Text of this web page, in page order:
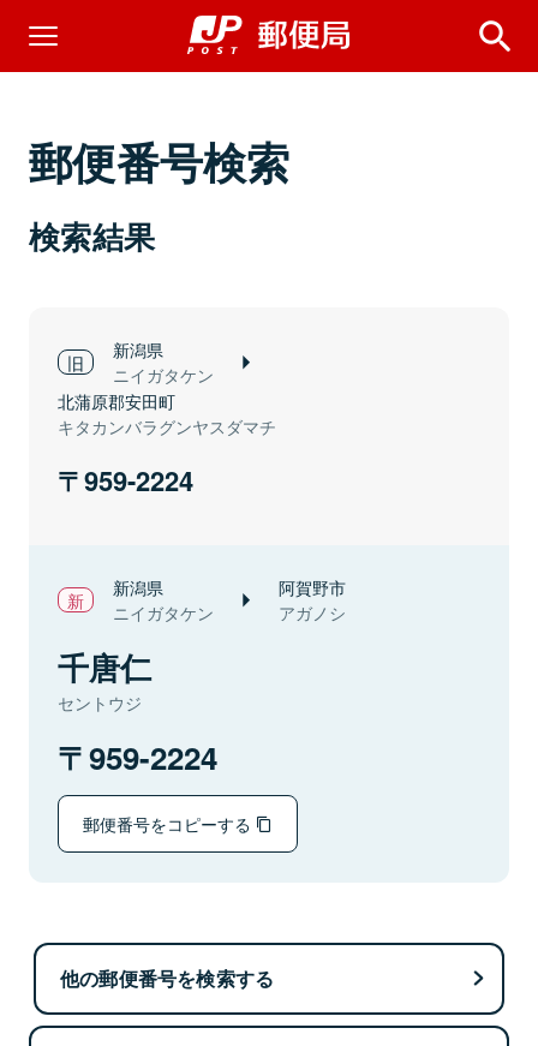
郵便番号検索
検索結果
新潟県
ニイガタケン
北蒲原郡安田町
キタカンバラグンヤスダマチ
959-2224
新潟県
ニイガタケン
阿賀野市
アガノシ
千唐仁
セントウジ
959-2224
郵便番号をコピーする
他の郵便番号を検索する